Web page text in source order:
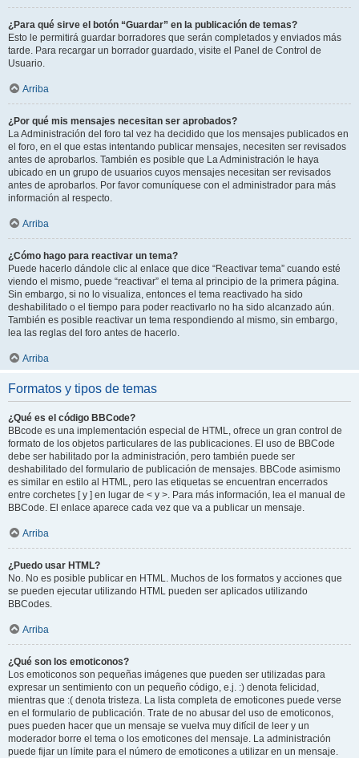
¿Para qué sirve el botón “Guardar” en la publicación de temas?
Esto le permitirá guardar borradores que serán completados y enviados más
tarde. Para recargar un borrador guardado, visite el Panel de Control de
Usuario.
Arriba
¿Por qué mis mensajes necesitan ser aprobados?
La Administración del foro tal vez ha decidido que los mensajes publicados en
el foro, en el que estas intentando publicar mensajes, necesiten ser revisados
antes de aprobarlos. También es posible que La Administración le haya
ubicado en un grupo de usuarios cuyos mensajes necesitan ser revisados
antes de aprobarlos. Por favor comuníquese con el administrador para más
información al respecto.
Arriba
¿Cómo hago para reactivar un tema?
Puede hacerlo dándole clic al enlace que dice “Reactivar tema” cuando esté
viendo el mismo, puede “reactivar” el tema al principio de la primera página.
Sin embargo, si no lo visualiza, entonces el tema reactivado ha sido
deshabilitado o el tiempo para poder reactivarlo no ha sido alcanzado aún.
También es posible reactivar un tema respondiendo al mismo, sin embargo,
lea las reglas del foro antes de hacerlo.
Arriba
Formatos y tipos de temas
¿Qué es el código BBCode?
BBcode es una implementación especial de HTML, ofrece un gran control de
formato de los objetos particulares de las publicaciones. El uso de BBCode
debe ser habilitado por la administración, pero también puede ser
deshabilitado del formulario de publicación de mensajes. BBCode asimismo
es similar en estilo al HTML, pero las etiquetas se encuentran encerrados
entre corchetes [ y ] en lugar de < y >. Para más información, lea el manual de
BBCode. El enlace aparece cada vez que va a publicar un mensaje.
Arriba
¿Puedo usar HTML?
No. No es posible publicar en HTML. Muchos de los formatos y acciones que
se pueden ejecutar utilizando HTML pueden ser aplicados utilizando
BBCodes.
Arriba
¿Qué son los emoticonos?
Los emoticonos son pequeñas imágenes que pueden ser utilizadas para
expresar un sentimiento con un pequeño código, e.j. :) denota felicidad,
mientras que :( denota tristeza. La lista completa de emoticones puede verse
en el formulario de publicación. Trate de no abusar del uso de emoticonos,
pues pueden hacer que un mensaje se vuelva muy difícil de leer y un
moderador borre el tema o los emoticones del mensaje. La administración
puede fijar un límite para el número de emoticones a utilizar en un mensaje.